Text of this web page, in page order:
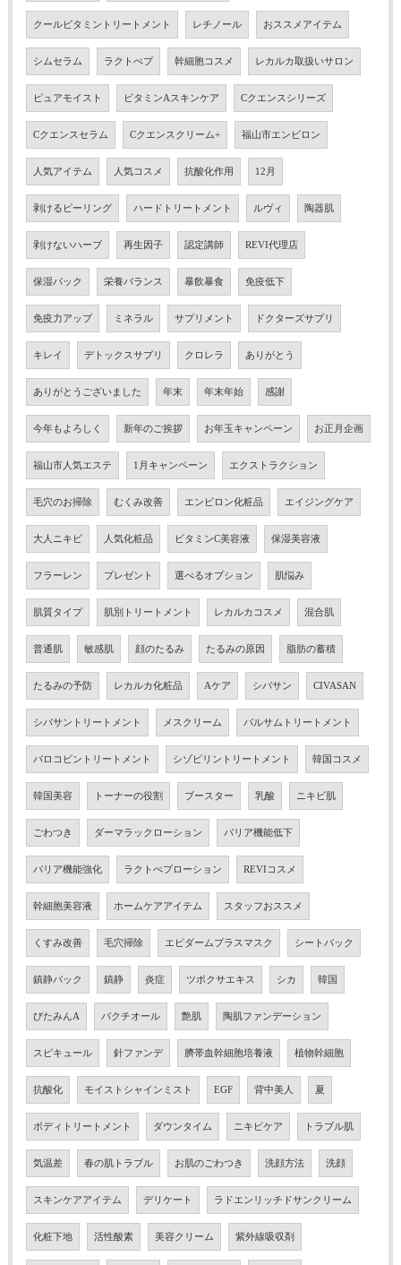
クールビタミントリートメント レチノール おススメアイテム
シムセラム ラクトぺプ 幹細胞コスメ レカルカ取扱いサロン
ピュアモイスト ビタミンAスキンケア Cクエンスシリーズ
Cクエンスセラム Cクエンスクリーム+ 福山市エンビロン
人気アイテム 人気コスメ 抗酸化作用 12月
剥けるピーリング ハードトリートメント ルヴィ 陶器肌
剥けないハーブ 再生因子 認定講師 REVI代理店
保湿パック 栄養バランス 暴飲暴食 免疫低下
免疫力アップ ミネラル サプリメント ドクターズサプリ
キレイ デトックスサプリ クロレラ ありがとう
ありがとうございました 年末 年末年始 感謝
今年もよろしく 新年のご挨拶 お年玉キャンペーン お正月企画
福山市人気エステ 1月キャンペーン エクストラクション
毛穴のお掃除 むくみ改善 エンビロン化粧品 エイジングケア
大人ニキビ 人気化粧品 ビタミンC美容液 保湿美容液
フラーレン プレゼント 選べるオプション 肌悩み
肌質タイプ 肌別トリートメント レカルカコスメ 混合肌
普通肌 敏感肌 顔のたるみ たるみの原因 脂肪の蓄積
たるみの予防 レカルカ化粧品 Aケア シバサン CIVASAN
シバサントリートメント メスクリーム バルサムトリートメント
バロコビントリートメント シゾピリントリートメント 韓国コスメ
韓国美容 トーナーの役割 ブースター 乳酸 ニキビ肌
ごわつき ダーマラックローション バリア機能低下
バリア機能強化 ラクトぺプローション REVIコスメ
幹細胞美容液 ホームケアアイテム スタッフおススメ
くすみ改善 毛穴掃除 エピダームプラスマスク シートパック
鎮静パック 鎮静 炎症 ツボクサエキス シカ 韓国
びたみんA バクチオール 艶肌 陶肌ファンデーション
スピキュール 針ファンデ 臍帯血幹細胞培養液 植物幹細胞
抗酸化 モイストシャインミスト EGF 背中美人 夏
ボディトリートメント ダウンタイム ニキビケア トラブル肌
気温差 春の肌トラブル お肌のごわつき 洗顔方法 洗顔
スキンケアアイテム デリケート ラドエンリッチドサンクリーム
化粧下地 活性酸素 美容クリーム 紫外線吸収剤